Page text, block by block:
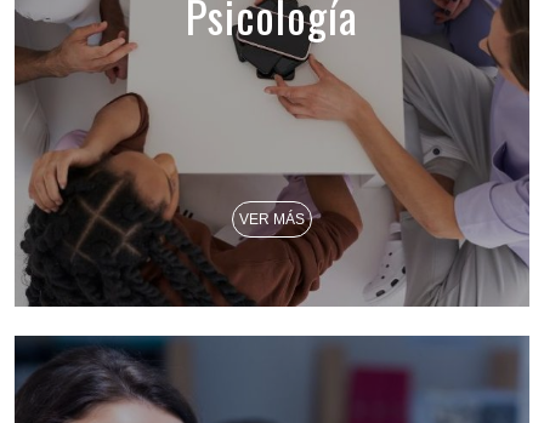
Psicología
VER MÁS